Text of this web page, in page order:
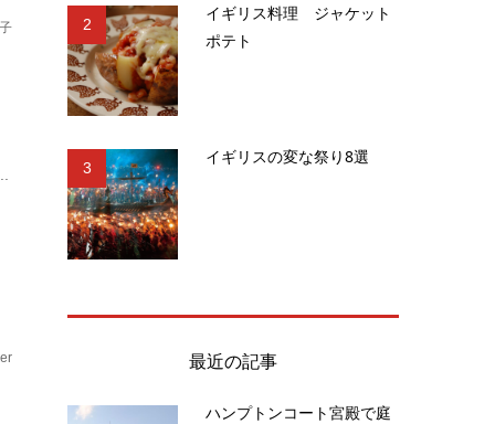
2
イギリス料理 ジャケット
ポテト
3
イギリスの変な祭り8選
最近の記事
ハンプトンコート宮殿で庭